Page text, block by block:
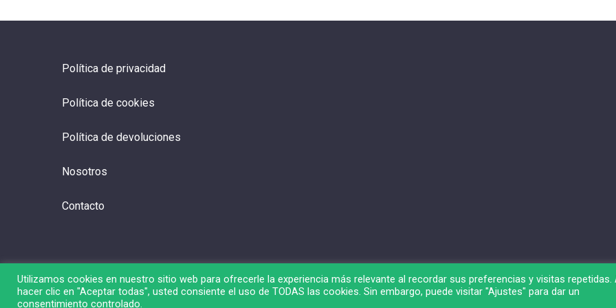
Política de privacidad
Política de cookies
Política de devoluciones
Nosotros
Contacto
© 2026 Liga de Bolsa.
Utilizamos cookies en nuestro sitio web para ofrecerle la experiencia más relevante al recordar sus preferencias y visitas repetidas.
hacer clic en "Aceptar todas", usted consiente el uso de TODAS las cookies. Sin embargo, puede visitar "Ajustes" para dar un
consentimiento controlado.